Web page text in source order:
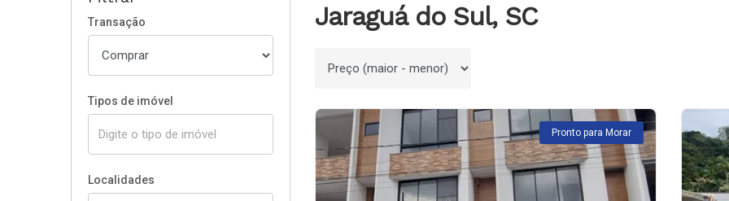
Transação
Tipos de imóvel
Localidades
Jaraguá do Sul, SC
Ordenar por
Pronto para Morar